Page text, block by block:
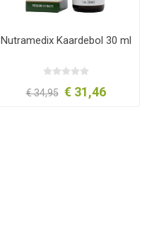
Nutramedix Kaardebol 30 ml
€ 34,95 € 31,46